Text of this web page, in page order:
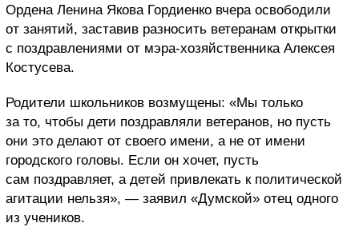
Ордена Ленина Якова Гордиенко вчера освободили
от занятий, заставив разносить ветеранам открытки
с поздравлениями от мэра-хозяйственника Алексея
Костусева.
Родители школьников возмущены: «Мы только
за то, чтобы дети поздравляли ветеранов, но пусть
они это делают от своего имени, а не от имени
городского головы. Если он хочет, пусть
сам поздравляет, а детей привлекать к политической
агитации нельзя», — заявил «Думской» отец одного
из учеников.